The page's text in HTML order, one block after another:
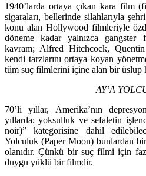
1940’larda ortaya çıkan kara film
sigaraları, bellerinde silahlarıyla
konu alan Hollywood filmleriyle
döneme kadar yalnızca gangster
kavram; Alfred Hitchcock,
kendi tarzlarını ortaya koyan
tüm suç filmlerini içine alan bir üslup
AY’A
70’li yıllar, Amerika’nın
yıllarda; yoksulluk ve sefaletin
noir)” kategorisine dahil
Yolculuk (Paper Moon) bunlardan
olanıdır. Çünkü bir suç filmi için
duygu yüklü bir filmdir.